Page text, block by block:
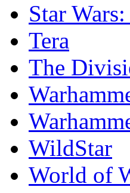
Star
Tera
The
WildStar
World of